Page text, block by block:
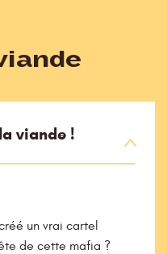
viande !
un vrai cartel
de cette mafia ?